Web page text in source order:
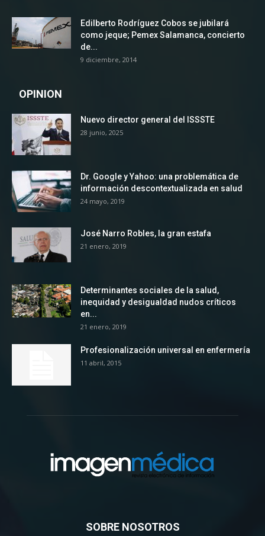
Edilberto Rodríguez Cobos se jubilará
como jeque; Pemex Salamanca, concierto
de...
9 diciembre, 2014
OPINION
Nuevo director general del ISSSTE
28 junio, 2025
Dr. Google y Yahoo: una problemática de
información descontextualizada en salud
24 mayo, 2019
José Narro Robles, la gran estafa
21 enero, 2019
Determinantes sociales de la salud,
inequidad y desigualdad nudos críticos
en...
21 enero, 2019
Profesionalización universal en enfermería
11 abril, 2015
SOBRE NOSOTROS